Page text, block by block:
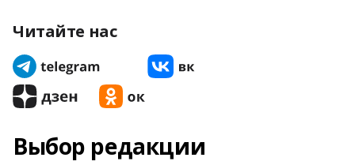
Читайте нас
Выбор редакции